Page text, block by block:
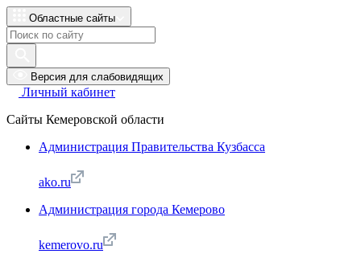
Областные сайты
Версия для слабовидящих
Личный кабинет
Сайты Кемеровской области
Администрация Правительства Кузбасса
ako.ru
Администрация города Кемерово
kemerovo.ru